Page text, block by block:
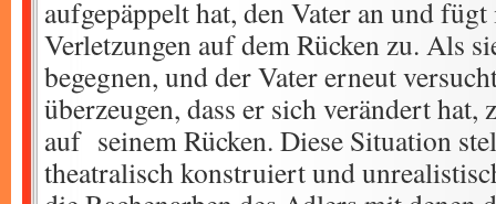
aufgepäppelt hat, den Vater an und
Verletzungen auf dem Rücken zu. Als
begegnen, und der Vater erneut
überzeugen, dass er sich verändert
auf seinem Rücken. Diese Situation
theatralisch konstruiert und